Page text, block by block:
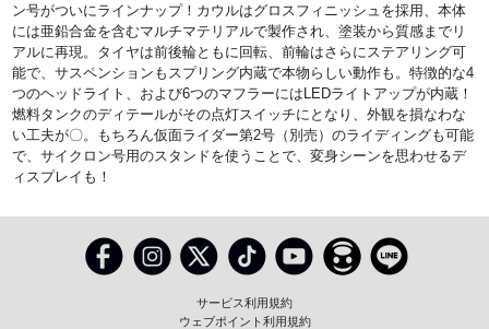
ン号がついにラインナップ！カウルはグロスフィニッシュを採用、本体
には亜鉛合金を含むマルチマテリアルで製作され、塗装から質感までリ
アルに再現。タイヤは前後輪ともに回転、前輪はさらにステアリング可
能で、サスペンションもスプリング内蔵で本物らしい動作も。特徴的な4
つのヘッドライト、および6つのマフラーにはLEDライトアップが内蔵！
燃料タンクのディテールがその点灯スイッチにとなり、外観を損なわな
い工夫が〇。もちろん仮面ライダー第2号（別売）のライディングも可能
で、サイクロン号用のスタンドを使うことで、変身シーンを思わせるデ
ィスプレイも！
サービス利用規約
ウェブポイント利用規約